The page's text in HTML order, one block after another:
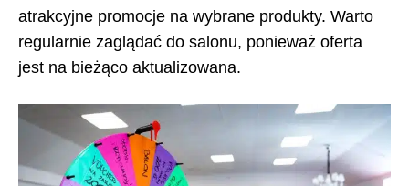
atrakcyjne promocje na wybrane produkty. Warto
regularnie zaglądać do salonu, ponieważ oferta
jest na bieżąco aktualizowana.